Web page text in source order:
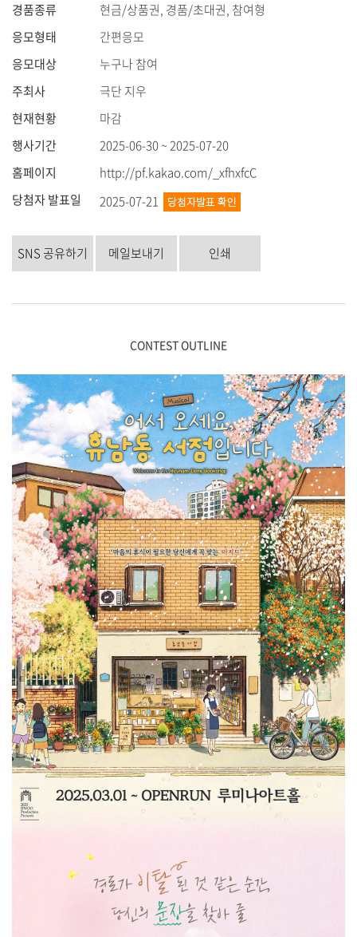
경품종류
현금/상품권, 경품/초대권, 참여형
응모형태
간편응모
응모대상
누구나 참여
주최사
극단 지우
현재현황
마감
행사기간
2025-06-30 ~ 2025-07-20
홈페이지
http://pf.kakao.com/_xfhxfcC
당첨자 발표일
2025-07-21
SNS 공유하기 메일보내기 인쇄
CONTEST OUTLINE